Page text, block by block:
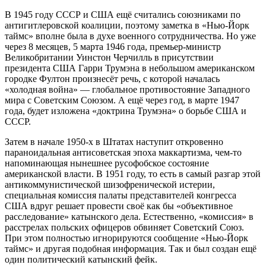
В 1945 году СССР и США ещё считались союзниками по
антигитлеровской коалиции, поэтому заметка в «Нью-Йорк
таймс» вполне была в духе военного сотрудничества. Но уже
через 8 месяцев, 5 марта 1946 года, премьер-министр
Великобритании Уинстон Черчилль в присутствии
президента США Гарри Трумэна в небольшом американском
городке Фултон произнесёт речь, с которой началась
«холодная война» — глобальное противостояние Западного
мира с Советским Союзом. А ещё через год, в марте 1947
года, будет изложена «доктрина Трумэна» о борьбе США и
СССР.
Затем в начале 1950-х в Штатах наступит откровенно
параноидальная антисоветская эпоха маккартизма, чем-то
напоминающая нынешнее русофобское состояние
американской власти. В 1951 году, то есть в самый разгар этой
антикоммунистической шизофренической истерии,
специальная комиссия палаты представителей конгресса
США вдруг решает провести своё как бы «объективное
расследование» катынского дела. Естественно, «комиссия» в
расстрелах польских офицеров обвиняет Советский Союз.
При этом полностью игнорируются сообщение «Нью-Йорк
таймс» и другая подобная информация. Так и был создан ещё
один политический катынский фейк.